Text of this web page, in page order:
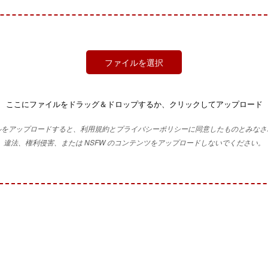
ファイルを選択
ここにファイルをドラッグ＆ドロップするか、クリックしてアップロード
アップロードすると、利用規約とプライバシーポリシーに同意したものとみな
違法、権利侵害、または NSFW のコンテンツをアップロードしないでください。